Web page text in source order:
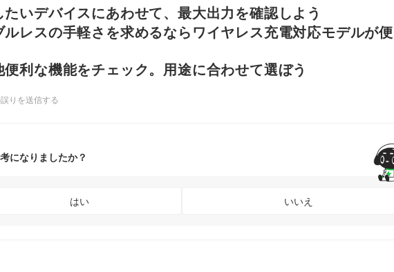
たいデバイスにあわせて、最大出力を確認しよう
ルレスの手軽さを求めるならワイヤレス充電対応モデルが便
便利な機能をチェック。用途に合わせて選ぼう
りを送信する
になりましたか？
はい いいえ